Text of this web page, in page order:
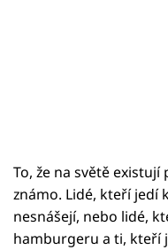
To, že na světě
známo. Lidé, kteří jedí
nesnášejí, nebo lidé,
hamburgeru a ti, kteří